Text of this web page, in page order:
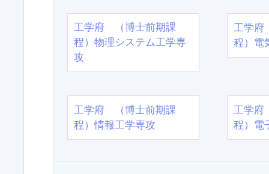
工学府 （博士前期課
程）物理システム工学専
攻
工学
程）電
工学府 （博士前期課
程）情報工学専攻
工学
程）電